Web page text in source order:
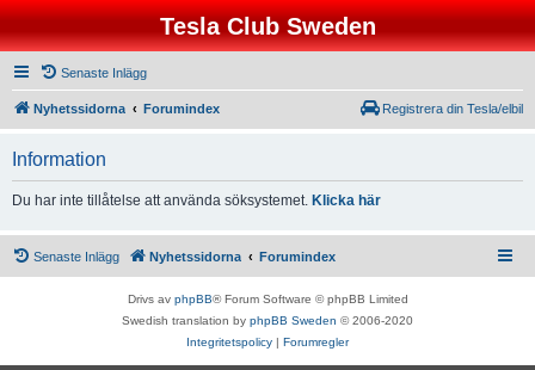
Tesla Club Sweden
Senaste Inlägg
Nyhetssidorna Forumindex Registrera din Tesla/elbil
Information
Du har inte tillåtelse att använda söksystemet. Klicka här
Senaste Inlägg Nyhetssidorna Forumindex
Drivs av phpBB® Forum Software © phpBB Limited
Swedish translation by phpBB Sweden © 2006-2020
Integritetspolicy | Forumregler